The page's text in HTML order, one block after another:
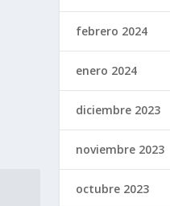
febrero 2024
enero 2024
diciembre 2023
noviembre 2023
octubre 2023